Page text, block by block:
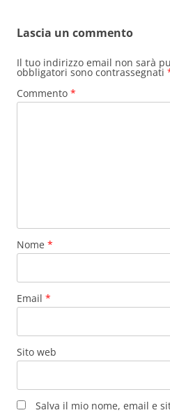
Lascia un commento
Il tuo indirizzo email non sarà
obbligatori sono contrassegnati
Commento *
Nome *
Email *
Sito web
Salva il mio nome, email e